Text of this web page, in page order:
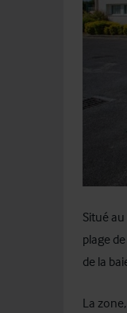
Situé
plage
de la
La